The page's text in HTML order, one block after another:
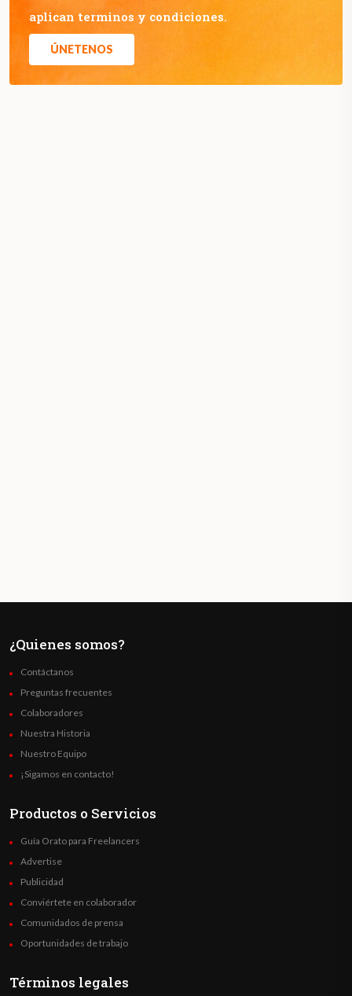
aplican terminos y condiciones.
ÚNETENOS
¿Quienes somos?
Contáctanos
Preguntas frecuentes
Colaboradores
Nuestra Historia
Nuestro Equipo
¡Sigamos en contacto!
Productos o Servicios
Guía Orato para Freelancers
Advertise
Publicidad
Conviértete en colaborador
Comunidados de prensa
Oportunidades de trabajo
Términos legales